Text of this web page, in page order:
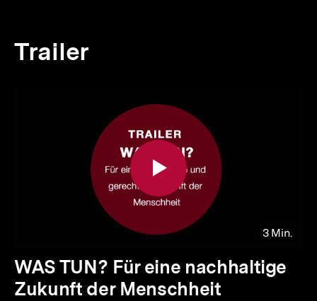
Trailer
3 Min.
Video
Dauer
3
Min.
WAS TUN? Für eine nachhaltige
Zukunft der Menschheit